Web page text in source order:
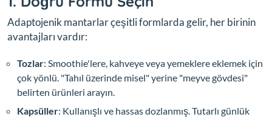
Adaptojenik mantarlar çeşitli formlarda gelir, her birinin
avantajları vardır:
Tozlar: Smoothie'lere, kahveye veya yemeklere eklemek için
çok yönlü. "Tahıl üzerinde misel" yerine "meyve gövdesi"
belirten ürünleri arayın.
Kapsüller: Kullanışlı ve hassas dozlanmış. Tutarlı günlük